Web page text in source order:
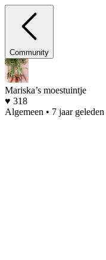
Community
Mariska’s moestuintje
♥ 318
Algemeen • 7 jaar geleden